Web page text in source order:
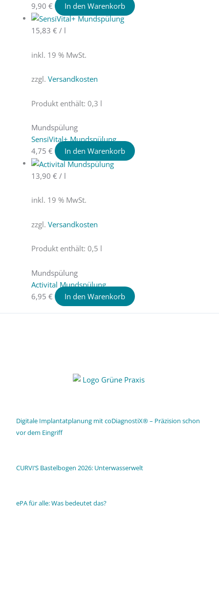
9,90 € In den Warenkorb
15,83 € / l
inkl. 19 % MwSt.
zzgl. Versandkosten
Produkt enthält: 0,3 l
Mundspülung
SensiVital+ Mundspülung
4,75 € In den Warenkorb
13,90 € / l
inkl. 19 % MwSt.
zzgl. Versandkosten
Produkt enthält: 0,5 l
Mundspülung
Activital Mundspülung
6,95 € In den Warenkorb
Digitale Implantatplanung mit coDiagnostiX® – Präzision schon
vor dem Eingriff
CURVI’S Bastelbogen 2026: Unterwasserwelt
ePA für alle: Was bedeutet das?